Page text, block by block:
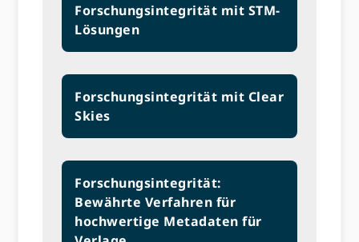
Forschungsintegrität mit STM-
Lösungen
Forschungsintegrität mit Clear
Skies
Forschungsintegrität:
Bewährte Verfahren für
hochwertige Metadaten für